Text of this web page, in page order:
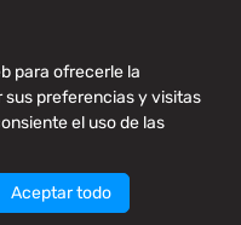
para preparar
de emails para tu
tiempo y dinero.
para ofrecerle la
preferencias y visitas
el uso de las
Aceptar todo